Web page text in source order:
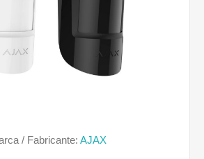
/ Fabricante: AJAX